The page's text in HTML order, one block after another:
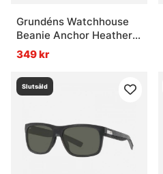
Grundéns Watchhouse
Beanie Anchor Heather
Loden
349 kr
Slutsåld